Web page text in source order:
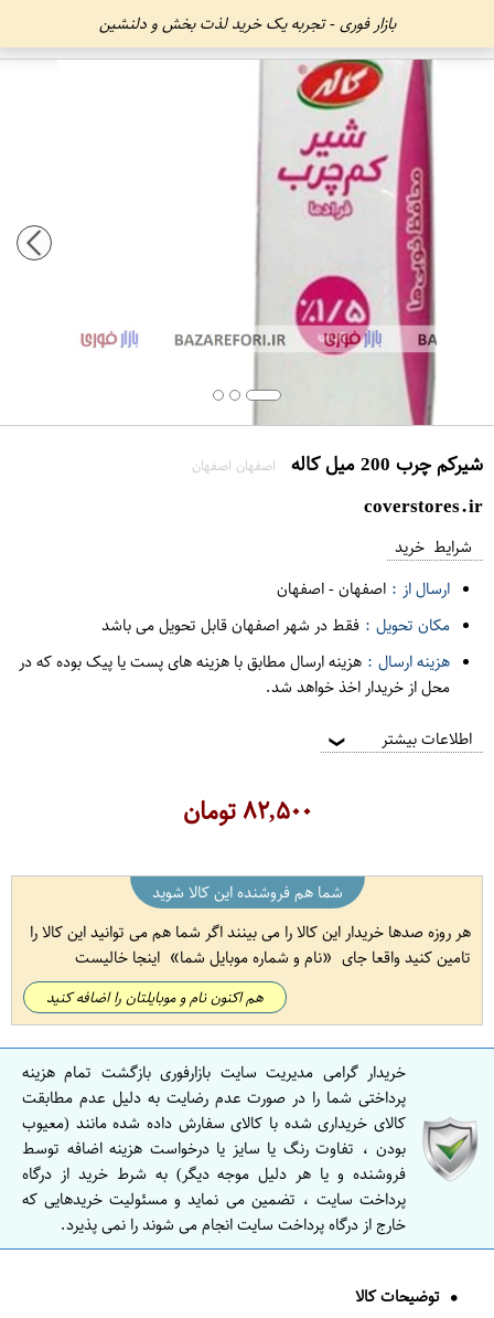
بازار فوری - تجربه یک خرید لذت بخش و دلنشین
شیرکم چرب 200 میل کاله اصفهان اصفهان
coverstores.ir
شرایط خرید
ارسال از : اصفهان-اصفهان
مکان تحویل : فقط در شهر اصفهان قابل تحویل می باشد
هزینه ارسال : هزینه ارسال مطابق با هزینه های پست یا پیک بوده که در
محل از خریدار اخذ خواهد شد.
اطلاعات بیشتر ❯
۸۲,۵۰۰تومان
شما هم فروشنده این کالا شوید
هر روزه صدها خریدار این کالا را می بینند اگر شما هم می توانید این کالا را
تامین کنید واقعا جای
نام و شماره موبایل شما اینجا خالیست
هم اکنون نام و موبایلتان را اضافه کنید
خریدار گرامی مدیریت سایت بازارفوری بازگشت تمام هزینه
پرداختی شما را در صورت عدم رضایت به دلیل عدم مطابقت
کالای خریداری شده با کالای سفارش داده شده مانند (معیوب
بودن ، تفاوت رنگ یا سایز یا درخواست هزینه اضافه توسط
فروشنده و یا هر دلیل موجه دیگر) به شرط خرید از درگاه
پرداخت سایت ، تضمین می نماید و مسئولیت خریدهایی که
خارج از درگاه پرداخت سایت انجام می شوند را نمی پذیرد.
توضیحات کالا